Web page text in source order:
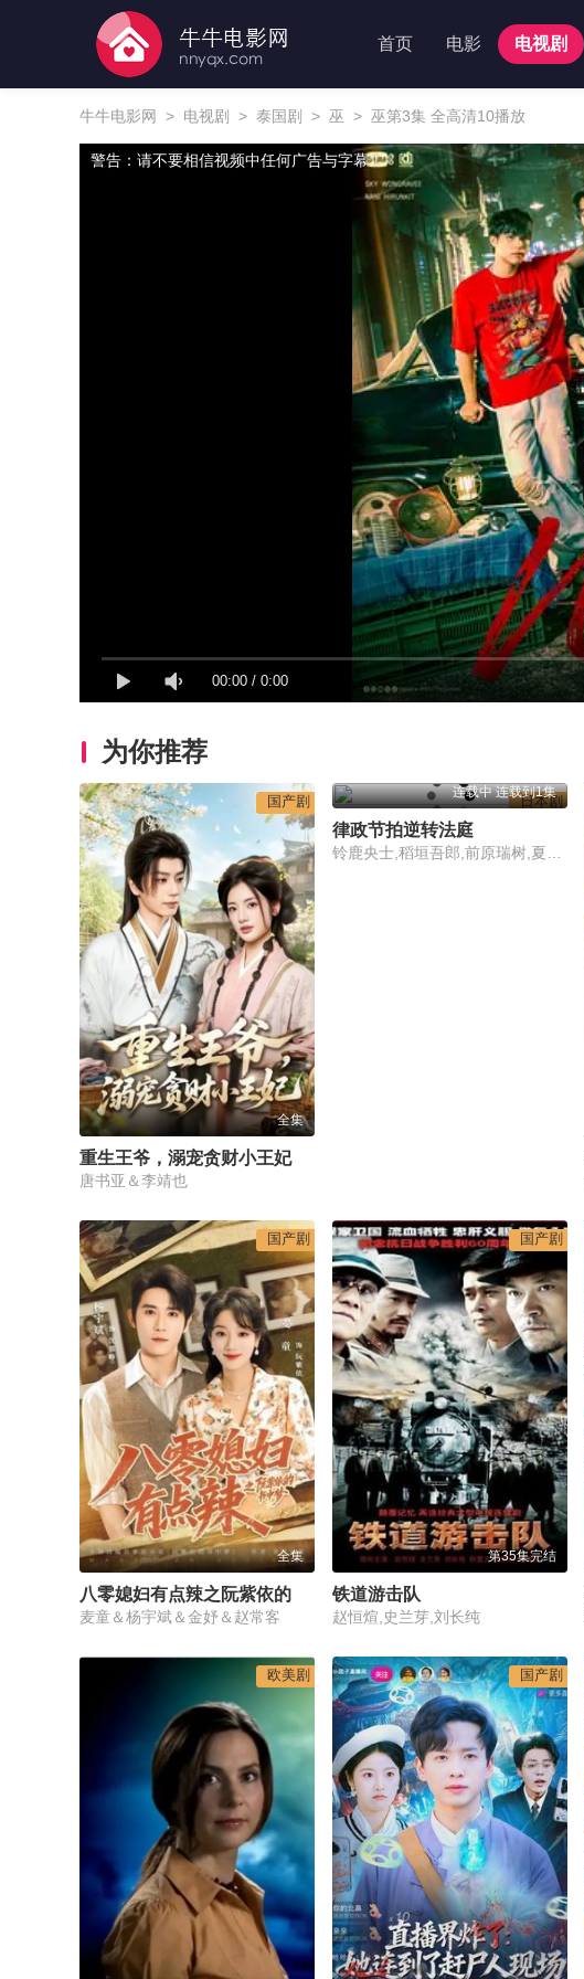
首页 电影 电视剧
牛牛电影网 > 电视剧 > 泰国剧 > 巫 > 巫第3集 全高清10播放
00:00 / 0:00
警告：请不要相信视频中任何广告与字幕！
为你推荐
国产剧
全集
重生王爷，溺宠贪财小王妃
唐书亚＆李靖也
日本剧
连载中 连载到1集
律政节拍逆转法庭
国产剧
全集
麦童＆杨宇斌＆金妤＆赵常客
国产剧
第35集完结
铁道游击队
赵恒煊,史兰芽,刘长纯
欧美剧 国产剧